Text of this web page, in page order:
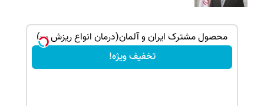
محصول مشترک ایران و آلمان(درمان انواع ریزش مو)
تخفیف ویژه!